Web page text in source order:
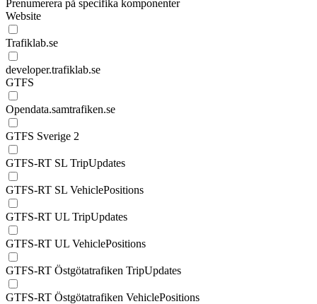
Prenumerera på specifika komponenter
Website
Trafiklab.se
developer.trafiklab.se
GTFS
Opendata.samtrafiken.se
GTFS Sverige 2
GTFS-RT SL TripUpdates
GTFS-RT SL VehiclePositions
GTFS-RT UL TripUpdates
GTFS-RT UL VehiclePositions
GTFS-RT Östgötatrafiken TripUpdates
GTFS-RT Östgötatrafiken VehiclePositions